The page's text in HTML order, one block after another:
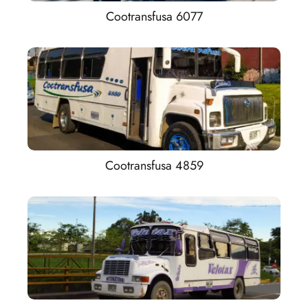
Cootransfusa 6077
Cootransfusa 4859